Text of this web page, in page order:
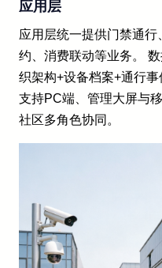
应用层
应用层统一提供门禁通
约、消费联动等业务。
织架构+设备档案+通行事
支持PC端、管理大屏与
社区多角色协同。